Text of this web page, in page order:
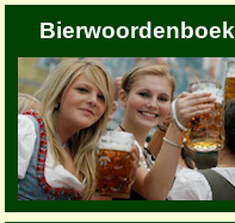
Bierwoordenboek